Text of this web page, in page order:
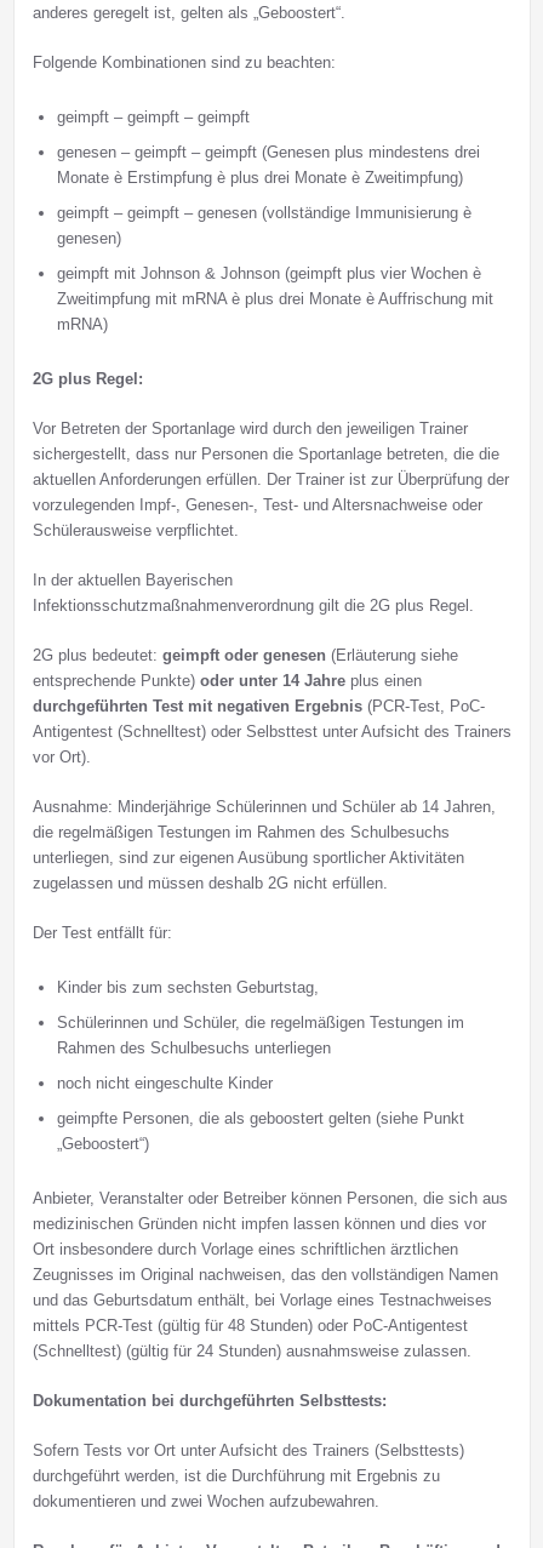
anderes geregelt ist, gelten als „Geboostert“.
Folgende Kombinationen sind zu beachten:
geimpft – geimpft – geimpft
genesen – geimpft – geimpft (Genesen plus mindestens drei
Monate è Erstimpfung è plus drei Monate è Zweitimpfung)
geimpft – geimpft – genesen (vollständige Immunisierung è
genesen)
geimpft mit Johnson & Johnson (geimpft plus vier Wochen è
Zweitimpfung mit mRNA è plus drei Monate è Auffrischung mit
mRNA)
2G plus Regel:
Vor Betreten der Sportanlage wird durch den jeweiligen Trainer
sichergestellt, dass nur Personen die Sportanlage betreten, die die
aktuellen Anforderungen erfüllen. Der Trainer ist zur Überprüfung der
vorzulegenden Impf-, Genesen-, Test- und Altersnachweise oder
Schülerausweise verpflichtet.
In der aktuellen Bayerischen
Infektionsschutzmaßnahmenverordnung gilt die 2G plus Regel.
2G plus bedeutet: geimpft oder genesen (Erläuterung siehe
entsprechende Punkte) oder unter 14 Jahreplus einen
durchgeführten Test mit negativen Ergebnis (PCR-Test, PoC-
Antigentest (Schnelltest) oder Selbsttest unter Aufsicht des Trainers
vor Ort).
Ausnahme: Minderjährige Schülerinnen und Schüler ab 14 Jahren,
die regelmäßigen Testungen im Rahmen des Schulbesuchs
unterliegen, sind zur eigenen Ausübung sportlicher Aktivitäten
zugelassen und müssen deshalb 2G nicht erfüllen.
Der Test entfällt für:
Kinder bis zum sechsten Geburtstag,
Schülerinnen und Schüler, die regelmäßigen Testungen im
Rahmen des Schulbesuchs unterliegen
noch nicht eingeschulte Kinder
geimpfte Personen, die als geboostert gelten (siehe Punkt
„Geboostert“)
Anbieter, Veranstalter oder Betreiber können Personen, die sich aus
medizinischen Gründen nicht impfen lassen können und dies vor
Ort insbesondere durch Vorlage eines schriftlichen ärztlichen
Zeugnisses im Original nachweisen, das den vollständigen Namen
und das Geburtsdatum enthält, bei Vorlage eines Testnachweises
mittels PCR-Test (gültig für 48 Stunden) oder PoC-Antigentest
(Schnelltest) (gültig für 24 Stunden) ausnahmsweise zulassen.
Dokumentation bei durchgeführten Selbsttests:
Sofern Tests vor Ort unter Aufsicht des Trainers (Selbsttests)
durchgeführt werden, ist die Durchführung mit Ergebnis zu
dokumentieren und zwei Wochen aufzubewahren.